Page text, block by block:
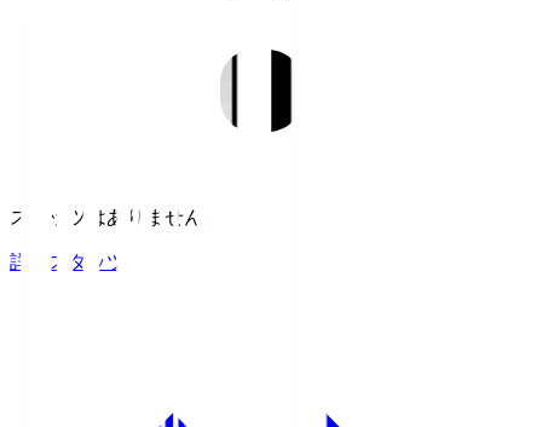
スタッツはありません。
詳細スタッツ